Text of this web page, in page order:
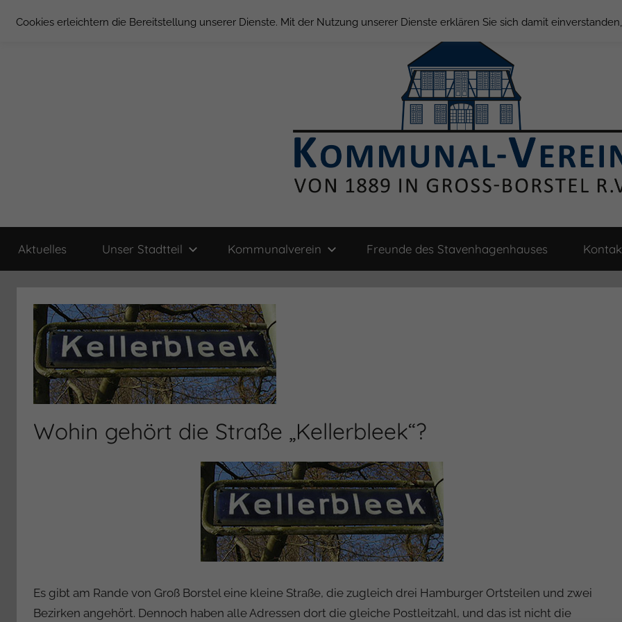
Inhalt
Groß
Borstel
Verein
von
Aktuelles Unser Stadtteil Kommunalverein Freunde des Stavenhagenhauses
Wohin gehört die Straße „Kellerbleek“?
Es gibt am Rande von Groß Borstel eine kleine Straße, die zugleich drei Hamburger Ortsteilen und zwei
Bezirken angehört. Dennoch haben alle Adressen dort die gleiche Postleitzahl, und das ist nicht die
Cookies erleichtern die Bereitstellung unserer Dienste. Mit der Nutzung unserer Dienste erklären Sie sich damit